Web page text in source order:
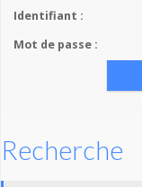
Identifiant :
Mot de passe :
Recherche